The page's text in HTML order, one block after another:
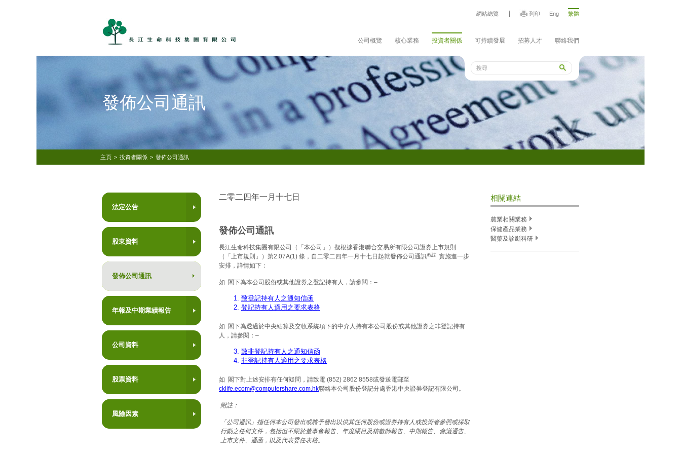
網站總覽 列印 Eng 繁體
公司概覽 核心業務 投資者關係 可持續發展 招募人才 聯絡我們
發佈公司通訊
主頁 > 投資者關係 > 發佈公司通訊
法定公告
股東資料
發佈公司通訊
年報及中期業績報告
公司資料
股票資料
風險因素
二零二四年一月十七日
發佈公司通訊
長江生命科技集團有限公司（「本公司」）擬根據香港聯合交易所有限公司證券上市規則
（「上市規則」）第2.07A(1) 條，自二零二四年一月十七日起就發佈公司通訊附註 實施進一步
安排，詳情如下：
如 閣下為本公司股份或其他證券之登記持有人，請參閱：–
1. 致登記持有人之通知信函
2. 登記持有人適用之要求表格
如 閣下為透過於中央結算及交收系統項下的中介人持有本公司股份或其他證券之非登記持有
人，請參閱：–
3. 致非登記持有人之通知信函
4. 非登記持有人適用之要求表格
如 閣下對上述安排有任何疑問，請致電 (852) 2862 8558或發送電郵至
cklife.ecom@computershare.com.hk聯絡本公司股份登記分處香港中央證券登記有限公司。
附註：
「公司通訊」指任何本公司發出或將予發出以供其任何股份或證券持有人或投資者參照或採取
行動之任何文件，包括但不限於董事會報告、年度賬目及核數師報告、中期報告、會議通告、
上市文件、通函，以及代表委任表格。
相關連結
農業相關業務
保健產品業務
醫藥及診斷科研